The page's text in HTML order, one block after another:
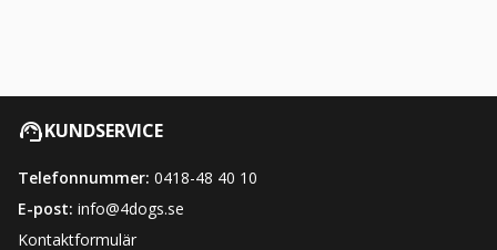
KUNDSERVICE
Telefonnummer: 0418-48 40 10
E-post: info@4dogs.se
Kontaktformulär